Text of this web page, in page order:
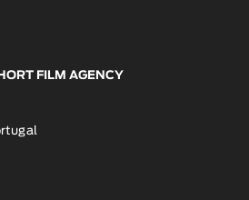
FILM AGENCY